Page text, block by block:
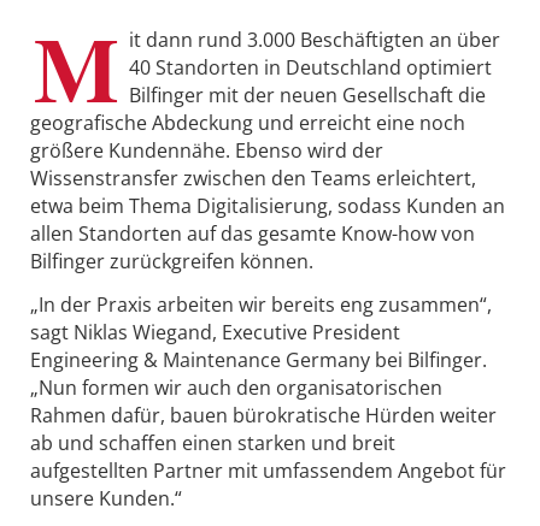
M it dann rund 3.000 Beschäftigten an über
40 Standorten in Deutschland optimiert
Bilfinger mit der neuen Gesellschaft die
geografische Abdeckung und erreicht eine noch
größere Kundennähe. Ebenso wird der
Wissenstransfer zwischen den Teams erleichtert,
etwa beim Thema Digitalisierung, sodass Kunden an
allen Standorten auf das gesamte Know-how von
Bilfinger zurückgreifen können.
„In der Praxis arbeiten wir bereits eng zusammen“,
sagt Niklas Wiegand, Executive President
Engineering & Maintenance Germany bei Bilfinger.
„Nun formen wir auch den organisatorischen
Rahmen dafür, bauen bürokratische Hürden weiter
ab und schaffen einen starken und breit
aufgestellten Partner mit umfassendem Angebot für
unsere Kunden.“